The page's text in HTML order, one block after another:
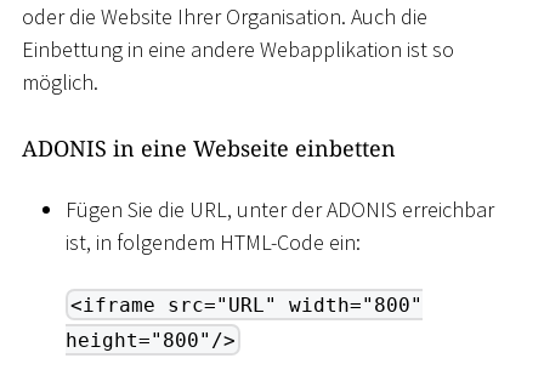
oder die Website Ihrer Organisation. Auch die
Einbettung in eine andere Webapplikation ist so
möglich.
ADONIS in eine Webseite einbetten
Fügen Sie die URL, unter der ADONIS erreichbar
ist, in folgendem HTML-Code ein:
<iframe src="URL" width="800"
height="800"/>